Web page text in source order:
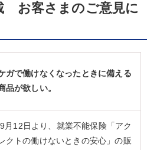
お客さまのご意見に
ガで働けなくなったときに備える
品が欲しい。
月12日より、就業不能保険「アク
クトの働けないときの安心」の販